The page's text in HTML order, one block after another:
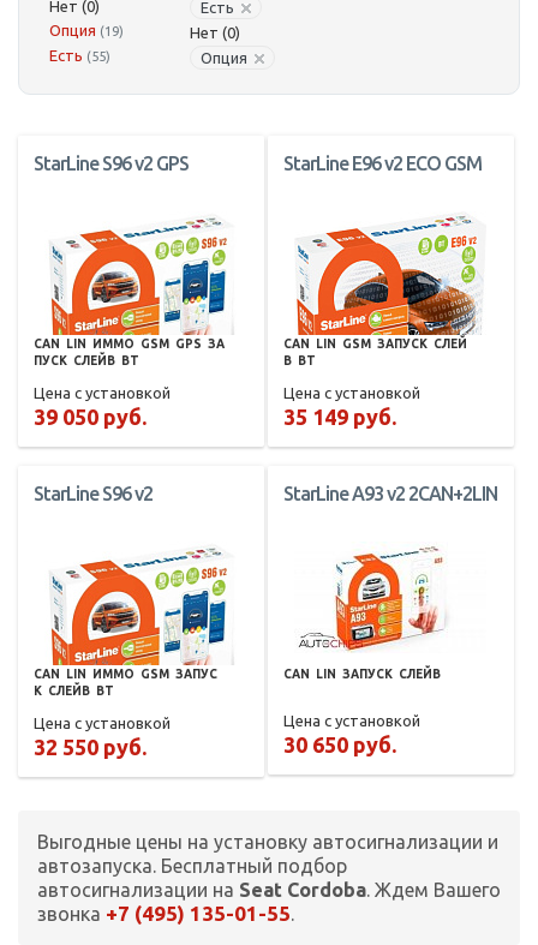
Нет (0)
Опция (19)
Есть (55)
Есть
Нет (0)
Опция
StarLine S96 v2 GPS
CAN LIN ИММО GSM GPS ЗА
ПУСК СЛЕЙВ BT
Цена с установкой
39 050 руб.
StarLine E96 v2 ECO GSM
CAN LIN GSM ЗАПУСК СЛЕЙ
В
BT
Цена с установкой
35 149 руб.
StarLine S96 v2
CAN LIN ИММО GSM ЗАПУС
К СЛЕЙВ BT
Цена с установкой
32 550 руб.
StarLine A93 v2 2CAN+2LIN
CAN LIN ЗАПУСК СЛЕЙВ
Цена с установкой
30 650 руб.
Выгодные цены на установку автосигнализации и
автозапуска. Бесплатный подбор
автосигнализации на Seat Cordoba. Ждем Вашего
звонка +7 (495) 135-01-55.